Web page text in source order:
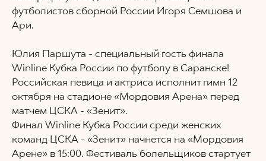
футболистов сборной России Игоря Семшова и
Ари.
Юлия Паршута - специальный гость финала
Winline Кубка России по футболу в Саранске!
Российская певица и актриса исполнит гимн 12
октября на стадионе «Мордовия Арена» перед
матчем ЦСКА - «Зенит».
Финал Winline Кубка России среди женских
команд ЦСКА - «Зенит» начнется на «Мордовия
Арене» в 15:00. Фестиваль болельщиков стартует